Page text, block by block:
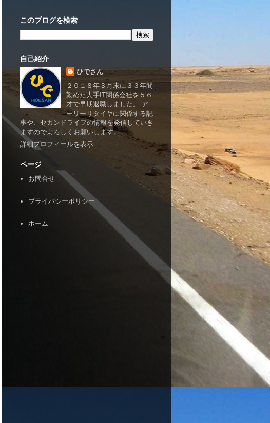
このブログを検索
自己紹介
ひでさん
２０１８年３月末に３３年間
勤めた大手IT関係会社を５６
才で早期退職しました。 ア
ーリーリタイヤに関係する記
事や、セカンドライフの情報を発信していき
ますのでよろしくお願いします。
詳細プロフィールを表示
ページ
お問合せ
プライバシーポリシー
ホーム